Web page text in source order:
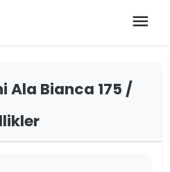
menu
Ala Bianca 175 /